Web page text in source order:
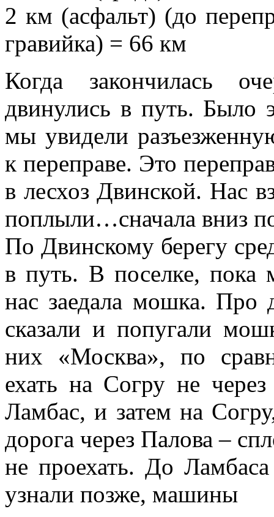
2 км (асфальт) (до
гравийка) = 66 км
Когда закончилась
двинулись в путь. Было
мы увидели
к переправе. Это
в лесхоз Двинской. Нас
поплыли…сначала вниз
По Двинскому берегу
в путь. В поселке, пока
нас заедала мошка. Про
сказали и попугали
них «Москва», по
ехать на Сoгру не
Лaмбас, и затем на
дорога через Палова –
не проехать. До
узнали позже, машины